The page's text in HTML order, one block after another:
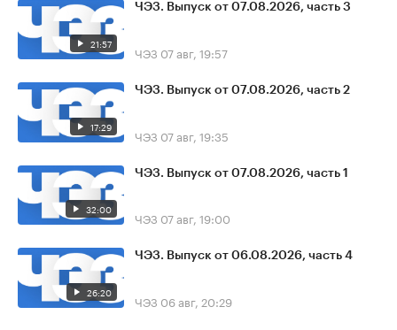
21:57
ЧЭЗ. Выпуск от 07.08.2026, часть 3
ЧЭЗ 07 авг, 19:57
17:29
ЧЭЗ. Выпуск от 07.08.2026, часть 2
ЧЭЗ 07 авг, 19:35
32:00
ЧЭЗ. Выпуск от 07.08.2026, часть 1
ЧЭЗ 07 авг, 19:00
26:20
ЧЭЗ. Выпуск от 06.08.2026, часть 4
ЧЭЗ 06 авг, 20:29